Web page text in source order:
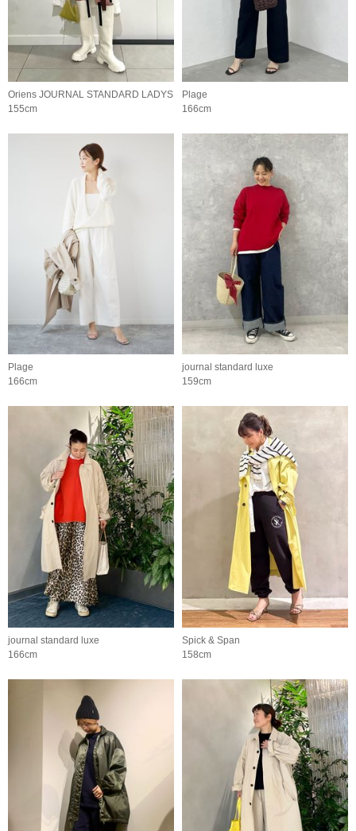
Oriens JOURNAL STANDARD LADYS
155cm
Plage
166cm
Plage
166cm
journal standard luxe
159cm
journal standard luxe
166cm
Spick & Span
158cm